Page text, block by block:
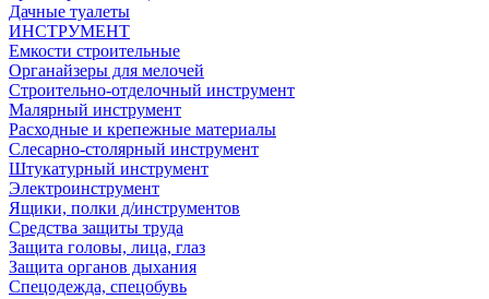
Дачные туалеты
ИНСТРУМЕНТ
Емкости строительные
Органайзеры для мелочей
Строительно-отделочный инструмент
Малярный инструмент
Расходные и крепежные материалы
Слесарно-столярный инструмент
Штукатурный инструмент
Электроинструмент
Ящики, полки д/инструментов
Средства защиты труда
Защита головы, лица, глаз
Защита органов дыхания
Спецодежда, спецобувь